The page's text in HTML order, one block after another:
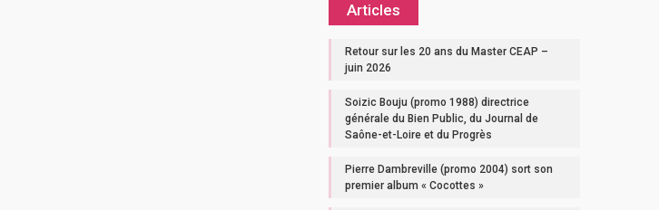
Articles
Retour sur les 20 ans du Master CEAP –
juin 2026
Soizic Bouju (promo 1988) directrice
générale du Bien Public, du Journal de
Saône-et-Loire et du Progrès
Pierre Dambreville (promo 2004) sort son
premier album « Cocottes »